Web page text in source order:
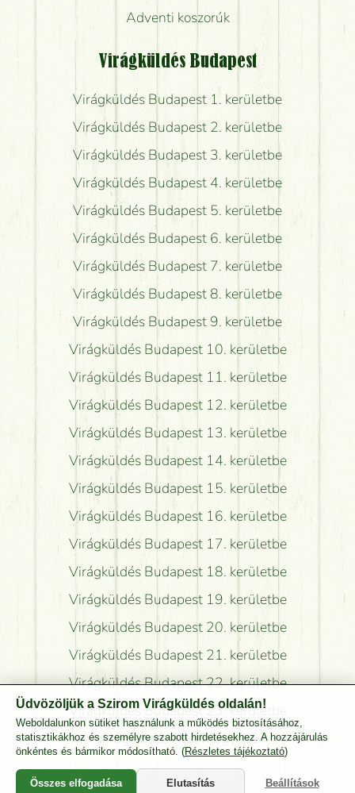
Adventi koszorúk
Virágküldés Budapest
Virágküldés Budapest 1. kerületbe
Virágküldés Budapest 2. kerületbe
Virágküldés Budapest 3. kerületbe
Virágküldés Budapest 4. kerületbe
Virágküldés Budapest 5. kerületbe
Virágküldés Budapest 6. kerületbe
Virágküldés Budapest 7. kerületbe
Virágküldés Budapest 8. kerületbe
Virágküldés Budapest 9. kerületbe
Virágküldés Budapest 10. kerületbe
Virágküldés Budapest 11. kerületbe
Virágküldés Budapest 12. kerületbe
Virágküldés Budapest 13. kerületbe
Virágküldés Budapest 14. kerületbe
Virágküldés Budapest 15. kerületbe
Virágküldés Budapest 16. kerületbe
Virágküldés Budapest 17. kerületbe
Virágküldés Budapest 18. kerületbe
Virágküldés Budapest 19. kerületbe
Virágküldés Budapest 20. kerületbe
Virágküldés Budapest 21. kerületbe
Virágküldés Budapest 22. kerületbe
Virágküldés Budapest 23. kerületbe
Virágküldés Pest Megyébe
Üdvözöljük a Szirom Virágküldés oldalán!
Weboldalunkon sütiket használunk a működés biztosításához,
statisztikákhoz és személyre szabott hirdetésekhez. A hozzájárulás
önkéntes és bármikor módosítható. (Részletes tájékoztató)
Összes elfogadása Elutasítás Beállítások